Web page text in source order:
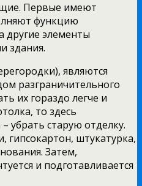
Первые имеют
функцию
другие элементы
здания.
являются
разграничительного
их гораздо легче и
то здесь
убрать старую отделку.
гипсокартон, штукатурка,
Затем,
и подготавливается